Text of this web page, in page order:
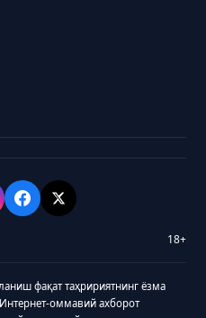
18+
фақат таҳририятнинг ёзма
оммавий ахборот